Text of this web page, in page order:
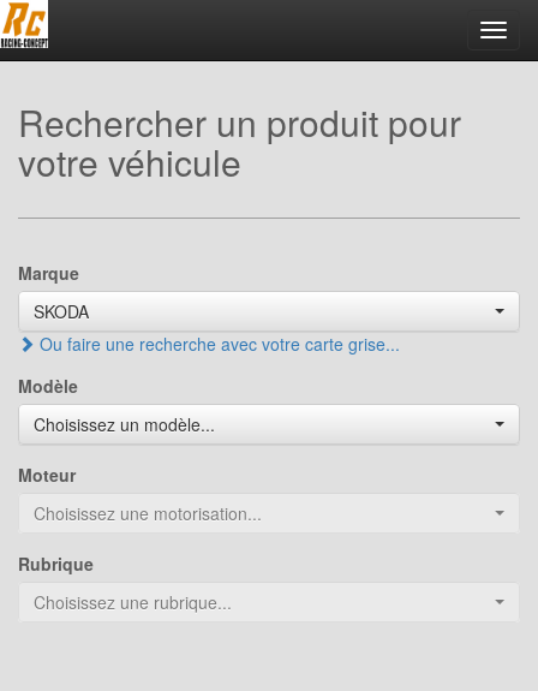
Rechercher un produit pour
votre véhicule
Marque
SKODA
Ou faire une recherche avec votre carte grise...
Modèle
Choisissez un modèle...
Moteur
Choisissez une motorisation...
Rubrique
Choisissez une rubrique...